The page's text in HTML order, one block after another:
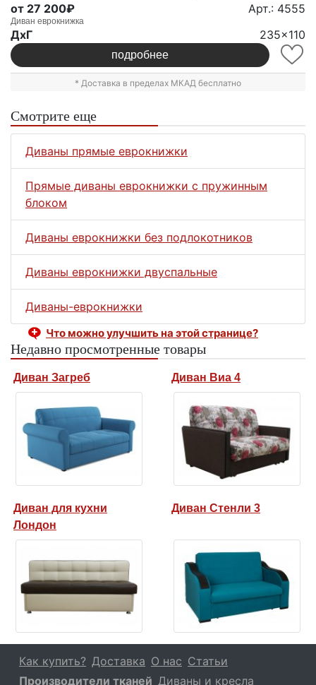
от 27 200₽ Арт.: 4555
Диван еврокнижка
ДxГ 235x110
подробнее
* Доставка в пределах МКАД бесплатно
Смотрите еще
Диваны прямые еврокнижки
Прямые диваны еврокнижки с пружинным
блоком
Диваны еврокнижки без подлокотников
Диваны еврокнижки двуспальные
Диваны-еврокнижки
Что можно улучшить на этой странице?
Недавно просмотренные товары
Диван Загреб Диван Виа 4
Диван для кухни
Лондон
Диван Стенли 3
Как купить? Доставка О нас Статьи
Производители тканей Диваны и кресла